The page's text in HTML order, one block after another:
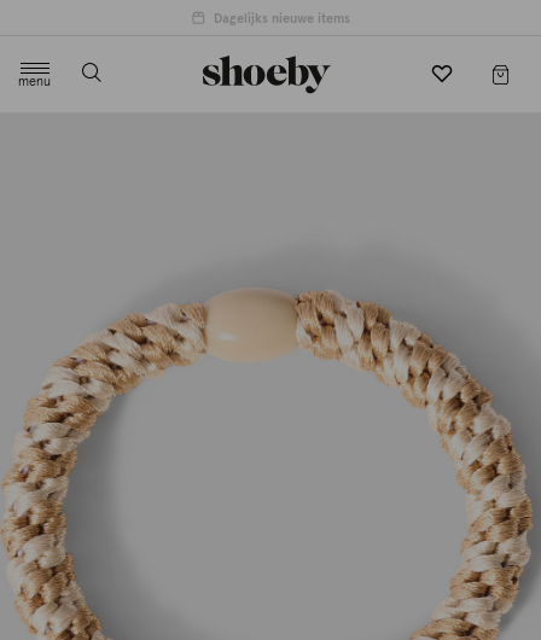
4.5/5 beoordeling door 3807 klanten
menu